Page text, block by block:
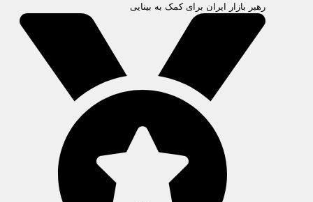
رهبر بازار ایران برای کمک به بینایی